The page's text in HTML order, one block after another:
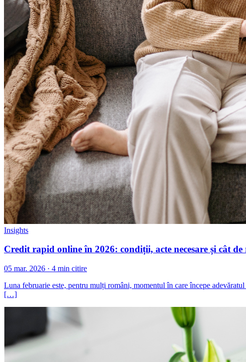
Insights
Credit rapid online în 2026: condiții, acte necesare și cât
05 mar. 2026 · 4 min citire
Luna februarie este, pentru mulți români, momentul în care începe
[…]